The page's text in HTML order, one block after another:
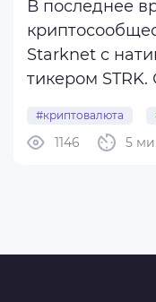
В последнее
Starknet с
тикером STRK.
выстрелит в
скоро ожидаемом
#криптовалюта
#strk 5
1146